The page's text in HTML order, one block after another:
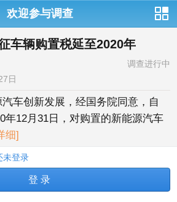
欢迎参与调查
车辆购置税延至2020年
调查进行中
日
车创新发展，经国务院同意，自
年12月31日，对购置的新能源汽车
细]
未登录
登 录